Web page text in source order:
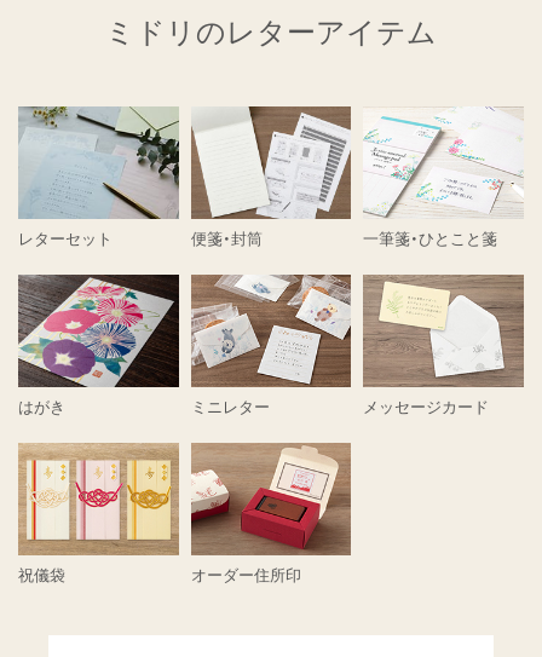
ミドリのレターアイテム
レターセット 便箋・封筒 一筆箋・ひとこと箋
はがき ミニレター メッセージカード
祝儀袋 オーダー住所印